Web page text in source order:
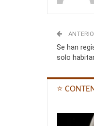
Se han
solo
⭐